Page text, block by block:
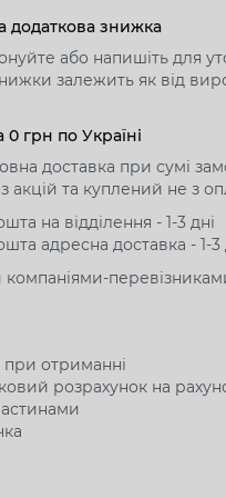
додаткова знижка
або напишіть для
залежить як від
0 грн по Україні
доставка при сумі
акцій та куплений не з
на відділення - 1-3 дні
адресна доставка - 1-3
при отриманні
розрахунок на